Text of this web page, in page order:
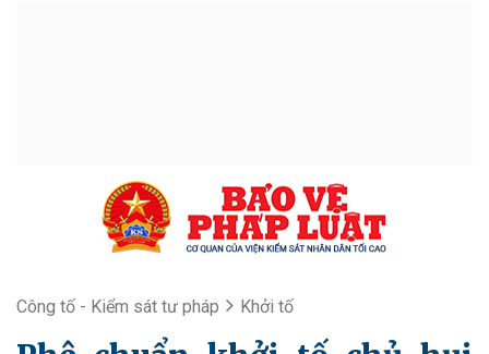
Công tố - Kiểm sát tư pháp Khởi tố